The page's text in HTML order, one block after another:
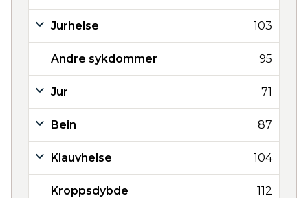
Jurhelse 103
Andre sykdommer 95
Jur 71
Bein 87
Klauvhelse 104
Kroppsdybde 112